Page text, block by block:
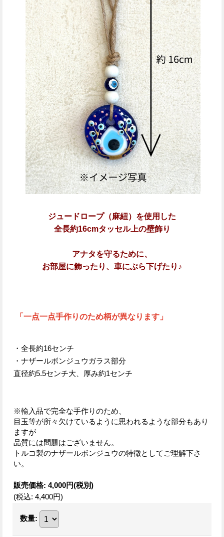
ジュードロープ（麻紐）を使用した
全長約16cmタッセル上の壁飾り
アナタを守るために、
お部屋に飾ったり、 車にぶら下げたり♪
「一点一点手作りのため柄が異なります」
・全長約16センチ
・ナザールボンジュウガラス部分
直径約5.5センチ大、厚み約1センチ
※輸入品で完全な手作りのため、
目玉等が所々欠けているように思われるような部分もあり
ますが
品質には問題はございません。
トルコ製のナザールボンジュウの特徴としてご理解下さ
い。
販売価格: 4,000円(税別)
(税込: 4,400円)
数量: